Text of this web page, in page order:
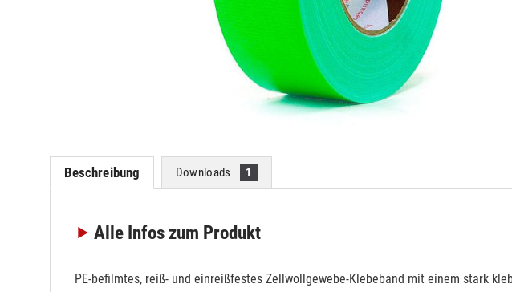
Beschreibung Downloads 1
Alle Infos zum Produkt
PE-befilmtes, reiß- und einreißfestes Zellwollgewebe-Klebeband mit einem stark